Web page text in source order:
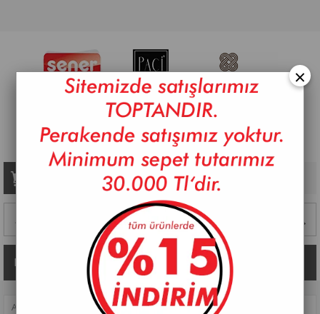
Sepetim 0 Ürün
ANASAYFA PİŞİRME> TEKLI TENCERELER>
×